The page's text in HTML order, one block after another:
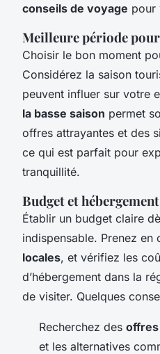
conseils de voyage pour
Meilleure période
Choisir le bon moment
Considérez la saison
peuvent influer sur votre
la basse saison permet
offres attrayantes et des
ce qui est parfait pour
tranquillité.
Budget et hébergement
Établir un budget claire
indispensable. Prenez en
locales, et vérifiez les
d’hébergement dans la
de visiter. Quelques
Recherchez des
et les alternatives